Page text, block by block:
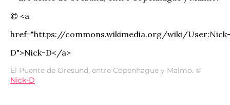
El Puente de Öresund, entre Copenhague y Malmö. ©
Nick-D